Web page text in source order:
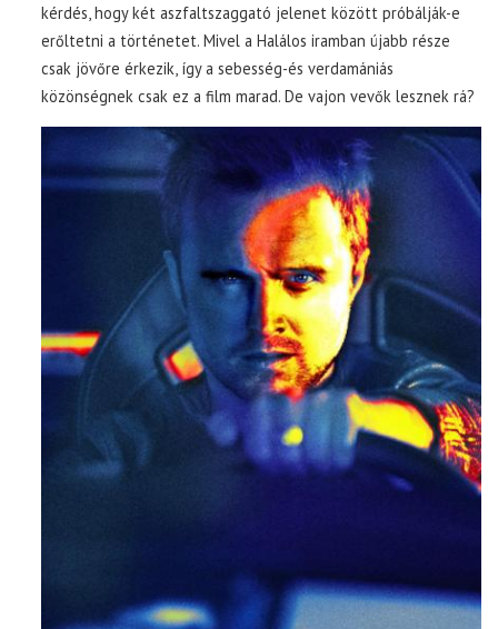
kérdés, hogy két aszfaltszaggató jelenet között próbálják-e
erőltetni a történetet. Mivel a Halálos iramban újabb része
csak jövőre érkezik, így a sebesség-és verdamániás
közönségnek csak ez a film marad. De vajon vevők lesznek rá?